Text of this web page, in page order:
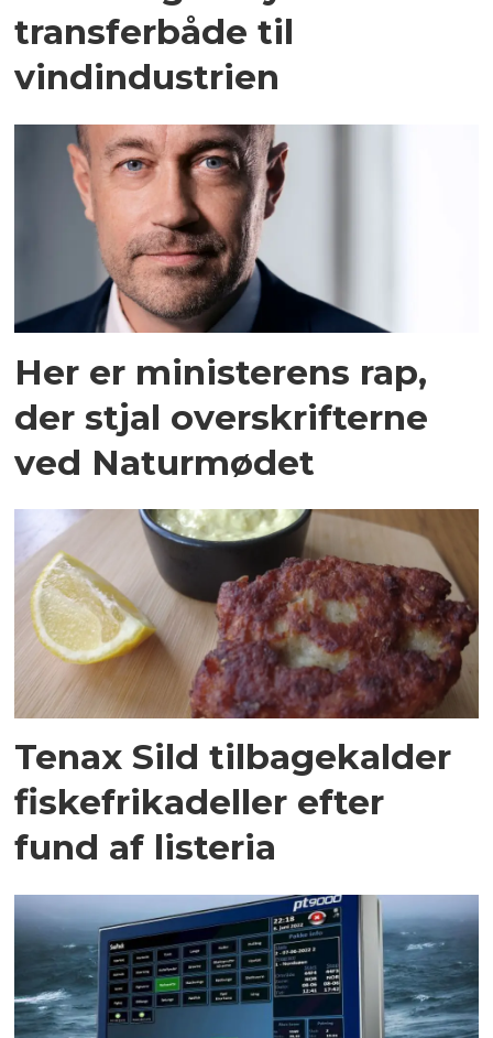
transferbåde til
vindindustrien
Her er ministerens rap,
der stjal overskrifterne
ved Naturmødet
Tenax Sild tilbagekalder
fiskefrikadeller efter
fund af listeria